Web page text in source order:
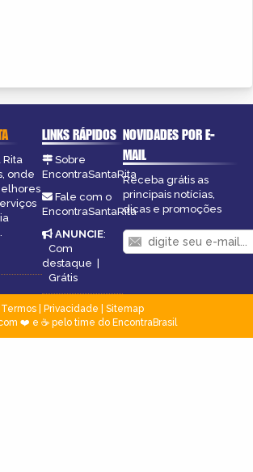
onde
LINKS RÁPIDOS
Sobre
EncontraSantaRita
Fale com o
EncontraSantaRita
ANUNCIE:
Com
destaque
Grátis
NOVIDADES POR E-
MAIL
Receba grátis as
principais notícias,
dicas e promoções
Termos| Privacidade
Sitemap
❤️ e ☕ pelo time do EncontraBrasil